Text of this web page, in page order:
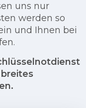
uns nur
werden so
und Ihnen bei